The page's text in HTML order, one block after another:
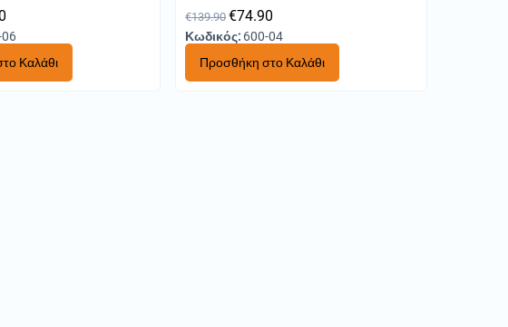
Καλάθι
€139.90 €74.90
Κωδικός: 600-04
Προσθήκη στο Καλάθι